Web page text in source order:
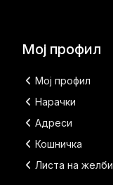
Мој профил
Мој профил
Нарачки
Адреси
Кошничка
Листа на желби